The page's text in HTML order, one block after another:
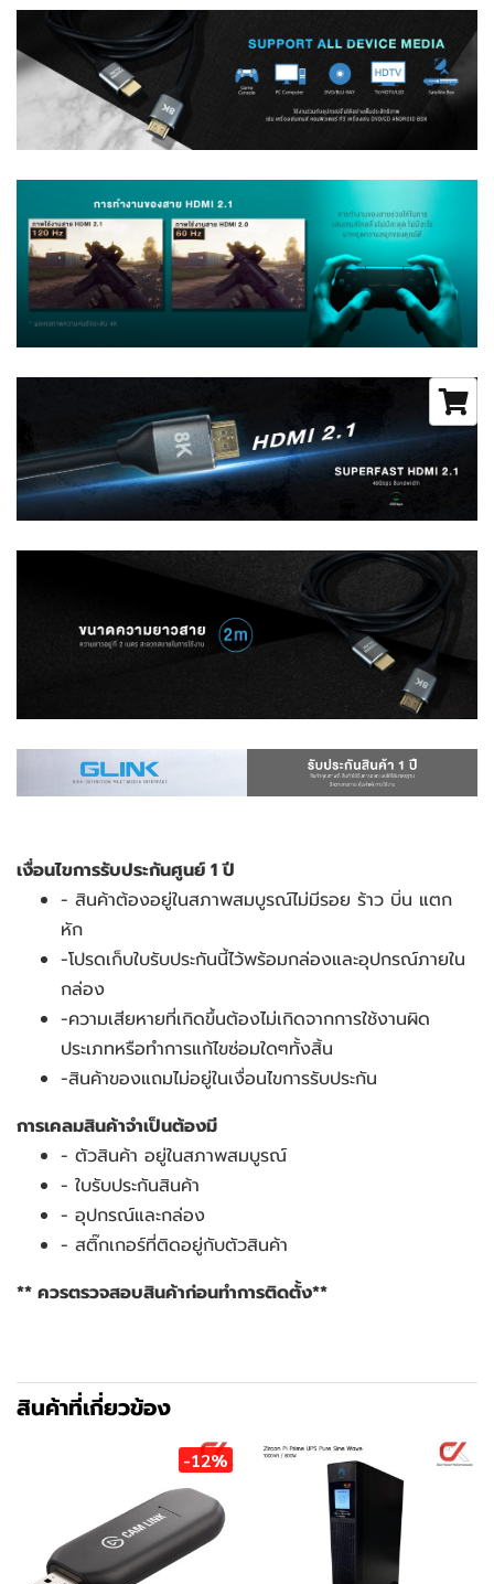
เงื่อนไขการรับประกันศูนย์ 1 ปี
- สินค้าต้องอยู่ในสภาพสมบูรณ์ไม่มีรอย ร้าว บิ่น แตก
หัก
-โปรดเก็บใบรับประกันนี้ไว้พร้อมกล่องและอุปกรณ์ภายใน
กล่อง
-ความเสียหายที่เกิดขึ้นต้องไม่เกิดจากการใช้งานผิด
ประเภทหรือทำการแก้ไขซ่อมใดๆทั้งสิ้น
-สินค้าของแถมไม่อยู่ในเงื่อนไขการรับประกัน
การเคลมสินค้าจำเป็นต้องมี
- ตัวสินค้า อยู่ในสภาพสมบูรณ์
- ใบรับประกันสินค้า
- อุปกรณ์และกล่อง
- สติ๊กเกอร์ที่ติดอยู่กับตัวสินค้า
** ควรตรวจสอบสินค้าก่อนทำการติดตั้ง**
สินค้าที่เกี่ยวข้อง
-12%